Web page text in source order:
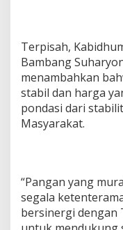
Terpisah,
Bambang
menambahkan
stabil dan harga
pondasi dari
Masyarakat.
“Pangan yang
segala
bersinergi dengan